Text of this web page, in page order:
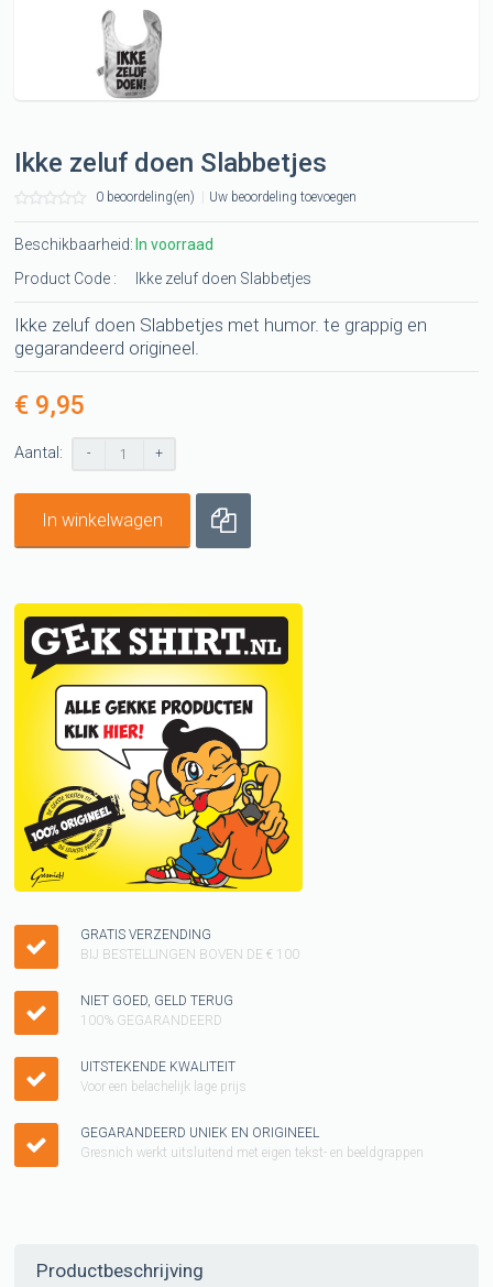
Ikke zeluf doen Slabbetjes
0 beoordeling(en) Uw beoordeling toevoegen
Beschikbaarheid: In voorraad
Product Code :
Ikke zeluf doen Slabbetjes
Ikke zeluf doen Slabbetjes met humor. te grappig en
gegarandeerd origineel.
€ 9,95
Aantal: - +
In winkelwagen
GRATIS VERZENDING
BIJ BESTELLINGEN BOVEN DE € 100
NIET GOED, GELD TERUG
100% GEGARANDEERD
UITSTEKENDE KWALITEIT
Voor een belachelijk lage prijs
GEGARANDEERD UNIEK EN ORIGINEEL
Gresnich werkt uitsluitend met eigen tekst- en beeldgrappen
Productbeschrijving